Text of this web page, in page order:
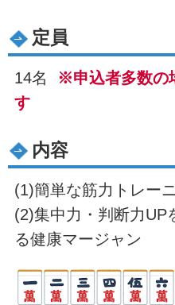
定員
14名 ※申込者多数の
す
内容
(1)簡単な筋力トレー
(2)集中力・判断力UP
る健康マージャン